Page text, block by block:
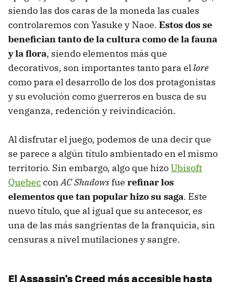
siendo las dos caras de la moneda las cuales
controlaremos con Yasuke y Naoe. Estos dos se
benefician tanto de la cultura como de la fauna
y la flora, siendo elementos más que
decorativos, son importantes tanto para ellore
como para el desarrollo de los dos protagonistas
y su evolución como guerreros en busca de su
venganza, redención y reivindicación.
Al disfrutar el juego, podemos de una decir que
se parece a algún título ambientado en el mismo
territorio. Sin embargo, algo que hizoUbisoft
QuebecconAC Shadowsfue refinar los
elementos que tan popular hizo su saga. Este
nuevo título, que al igual que su antecesor, es
una de las más sangrientas de la franquicia, sin
censuras a nivel mutilaciones y sangre.
El Assassin's Creed más accesible hasta